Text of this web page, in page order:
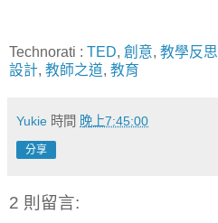
Technorati : TED, 創意, 教學反思
設計, 教師之道, 教育
Yukie 時間 晚上7:45:00
分享
2 則留言: